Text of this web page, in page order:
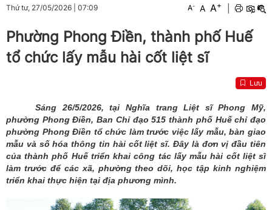
Thứ tư, 27/05/2026 07:09 A- A A+
Phường Phong Điền, thành phố Huế
tổ chức lấy mẫu hài cốt liệt sĩ
Lưu
Sáng 26/5/2026, tại Nghĩa trang Liệt sĩ Phong Mỹ,
phường Phong Điền, Ban Chỉ đạo 515 thành phố Huế chỉ đạo
phường Phong Điền tổ chức làm trước việc lấy mẫu, bàn giao
mẫu và số hóa thông tin hài cốt liệt sĩ. Đây là đơn vị đầu tiên
của thành phố Huế triển khai công tác lấy mẫu hài cốt liệt sĩ
làm trước để các xã, phường theo dõi, học tập kinh nghiệm
triển khai thực hiện tại địa phương mình.